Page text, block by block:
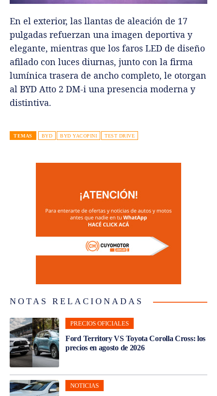
En el exterior, las llantas de aleación de 17
pulgadas refuerzan una imagen deportiva y
elegante, mientras que los faros LED de diseño
afilado con luces diurnas, junto con la firma
lumínica trasera de ancho completo, le otorgan
al BYD Atto 2 DM-i una presencia moderna y
distintiva.
TEMAS BYD BYD YACOPINI TEST DRIVE
NOTAS RELACIONADAS
PRECIOS OFICIALES
Ford Territory VS Toyota Corolla Cross: los
precios en agosto de 2026
NOTICIAS